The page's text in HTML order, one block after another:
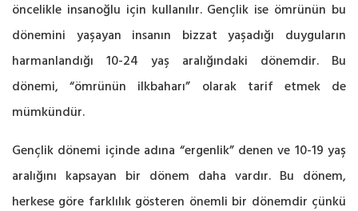
öncelikle insanoğlu için kullanılır. Gençlik ise ömrünün bu
dönemini yaşayan insanın bizzat yaşadığı duyguların
harmanlandığı 10-24 yaş aralığındaki dönemdir. Bu
dönemi, “ömrünün ilkbaharı” olarak tarif etmek de
mümkündür.
Gençlik dönemi içinde adına “ergenlik” denen ve 10-19 yaş
aralığını kapsayan bir dönem daha vardır. Bu dönem,
herkese göre farklılık gösteren önemli bir dönemdir çünkü